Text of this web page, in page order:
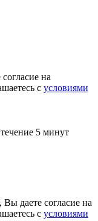
на
с условиями
5 минут
даете согласие на
с условиями